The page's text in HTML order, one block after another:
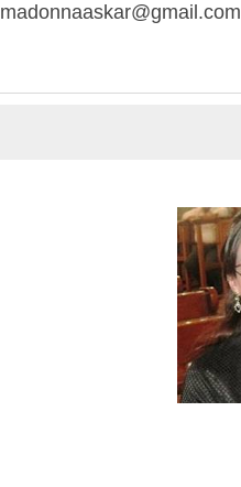
madonnaaskar@gmail.com